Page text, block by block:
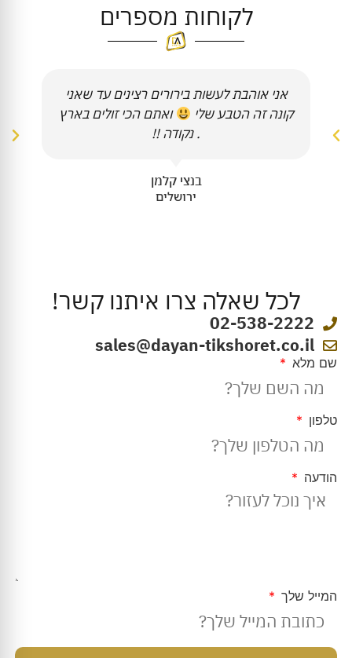
לקוחות מספרים
אני אוהבת לעשות בירורים רצינים עד שאני
קונה זה הטבע שלי
ואתם הכי זולים בארץ
. נקודה !!
בנצי קלמן
ירושלים
לכל שאלה צרו איתנו קשר!
02-538-2222
sales@dayan-tikshoret.co.il
שם מלא
טלפון
הודעה
המייל שלך